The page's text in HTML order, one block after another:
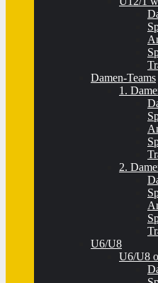
Damen-Teams
1.
2.
U6/U8
U6/U8